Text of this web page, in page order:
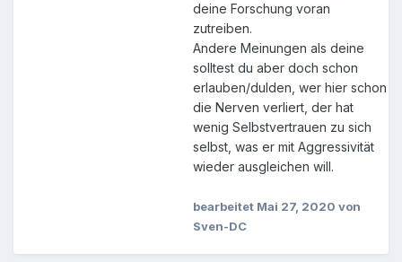
deine Forschung voran
zutreiben.
Andere Meinungen als deine
solltest du aber doch schon
erlauben/dulden, wer hier schon
die Nerven verliert, der hat
wenig Selbstvertrauen zu sich
selbst, was er mit Aggressivität
wieder ausgleichen will.
bearbeitet Mai 27, 2020 von
Sven-DC